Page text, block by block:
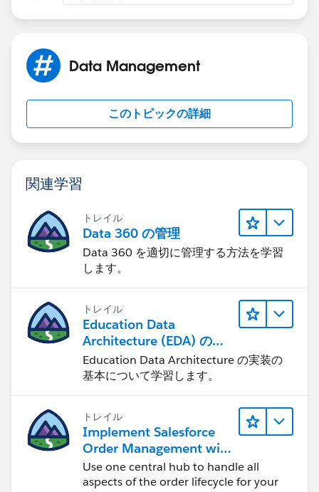
Data Management
このトピックの詳細
関連学習
トレイル
Data 360 の管理
Data 360 を適切に管理する方法を学習
します。
トレイル
Education Data
Architecture (EDA) の管
理
Education Data Architecture の実装の
基本について学習します。
トレイル
Implement Salesforce
Order Management with
a B2B, B2C, or B2B2C
Commerce Store
Use one central hub to handle all
aspects of the order lifecycle for your